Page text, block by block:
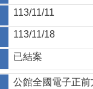
113/11/11
113/11/18
已結案
公館全國電子正